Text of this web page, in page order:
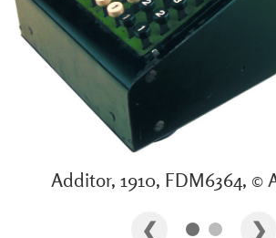
Additor, 1910, FDM6364, ©